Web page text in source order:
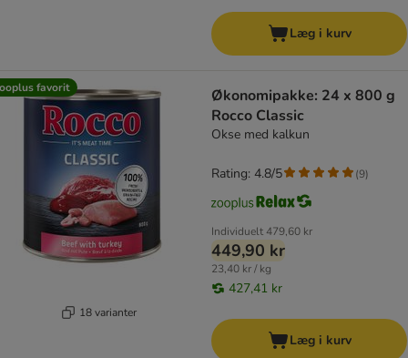
Læg i kurv
favorit
18 varianter
Økonomipakke: 24 x 800 g
Rocco Classic
Okse med kalkun
Individuelt479,60 kr
449,90 kr
23,40 kr / kg
427,41 kr
Rating: 4.8/5 (9)
Læg i kurv